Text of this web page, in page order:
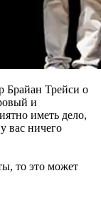
Брайан Трейси о
и
иметь дело,
вас ничего
то это может